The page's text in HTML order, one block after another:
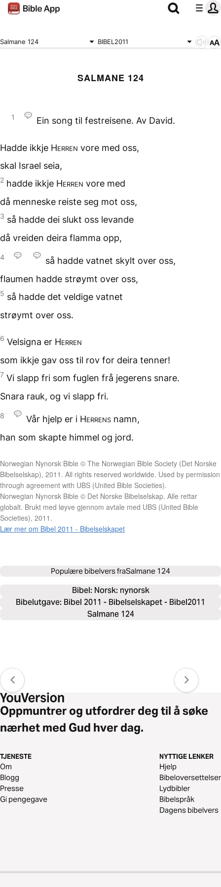
Salmane 124 BIBEL2011
SALMANE 124
1 Ein song til festreisene. Av David.
Hadde ikkje Herren vore med oss,
skal Israel seia,
2 hadde ikkje Herren vore med
då menneske reiste seg mot oss,
3 så hadde dei slukt oss levande
då vreiden deira flamma opp,
4
så hadde vatnet skylt over oss,
flaumen hadde strøymt over oss,
5 så hadde det veldige vatnet
strøymt over oss.
6 Velsigna er Herren
som ikkje gav oss til rov for deira tenner!
7 Vi slapp fri som fuglen frå jegerens snare.
Snara rauk, og vi slapp fri.
8 Vår hjelp er i Herrens namn,
han som skapte himmel og jord.
Norwegian Nynorsk Bible © The Norwegian Bible Society (Det Norske
Bibelselskap), 2011. All rights reserved worldwide. Used by permission
through agreement with UBS (United Bible Societies).
Norwegian Nynorsk Bible © Det Norske Bibelselskap. Alle rettar
globalt. Brukt med løyve gjennom avtale med UBS (United Bible
Societies), 2011.
Lær mer om Bibel 2011 - Bibelselskapet
Populære bibelvers fraSalmane 124
Bibel: Norsk: nynorsk
Bibelutgave: Bibel 2011 - Bibelselskapet - Bibel2011
Salmane 124
Oppmuntrer og utfordrer deg til å søke
nærhet med Gud hver dag.
TJENESTE
Om
Blogg
Presse
Gi pengegave
NYTTIGE LENKER
Hjelp
Bibeloversettelser
Lydbibler
Bibelspråk
Dagens bibelvers